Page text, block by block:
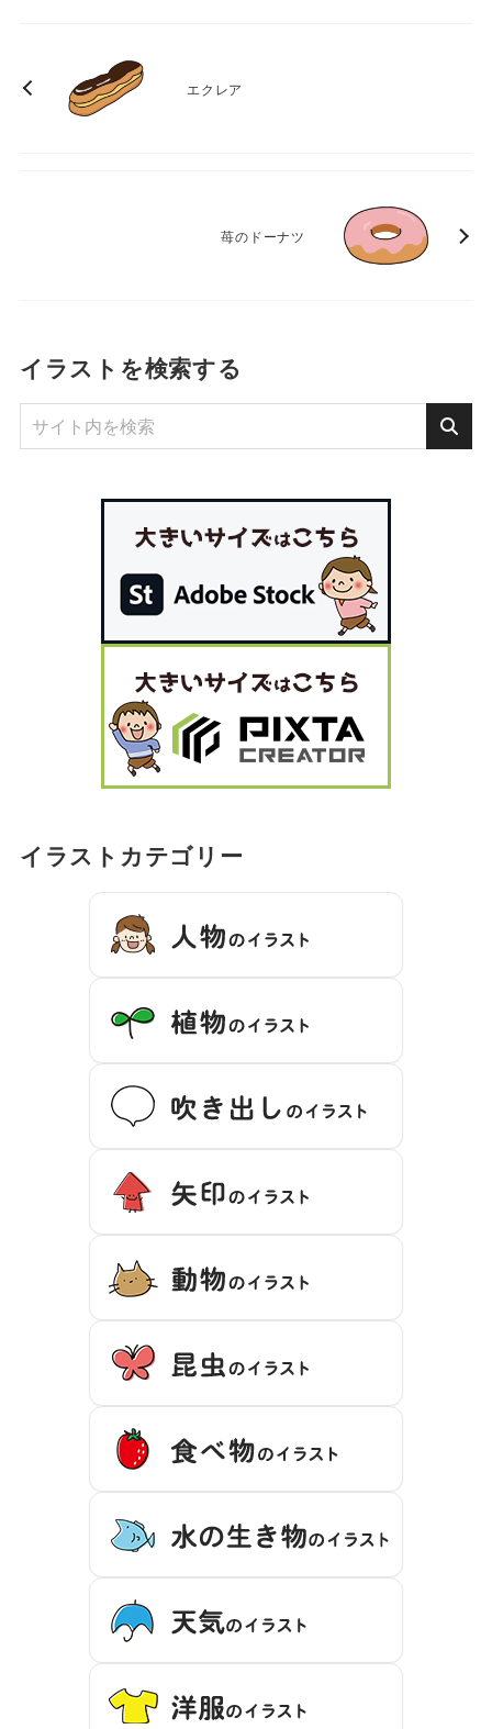
エクレア
苺のドーナツ
イラストを検索する
イラストカテゴリー